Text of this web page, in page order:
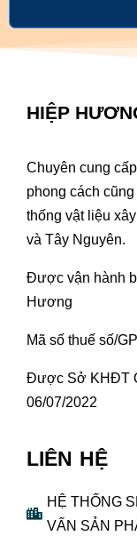
HIỆP
Chuyên cung
phong cách
thống vật liệu
và Tây Nguyên.
Được vận hành
Hương
Mã số thuế số/
Được Sở KHĐT
06/07/2022
LIÊN HỆ
HỆ THỐNG
VẤN SẢN